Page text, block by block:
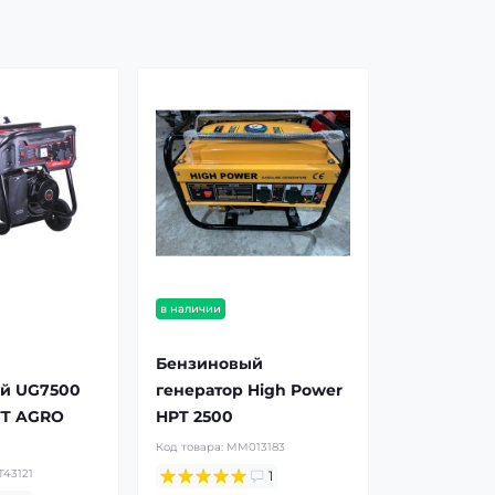
UG7500
AGRO
в наличии
Бензиновый
генератор High Power
HPT 2500
Код товара: MM013183
1